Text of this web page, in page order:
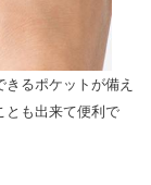
るポケットが備え
とも出来て便利で